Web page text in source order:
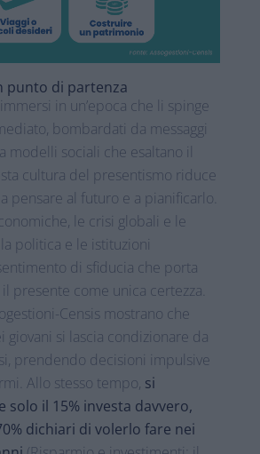
punto di partenza
immersi in un’epoca che li spinge
bombardati da messaggi
modelli sociali che esaltano il
cultura del presentismo riduce
pensare al futuro e a pianificarlo.
le crisi globali e le
politica e le istituzioni
di sfiducia che porta
presente come unica certezza.
Censis mostrano che
giovani si lascia condizionare da
prendendo decisioni impulsive
Allo stesso tempo, si
solo il 15% investa davvero,
dichiari di volerlo fare nei